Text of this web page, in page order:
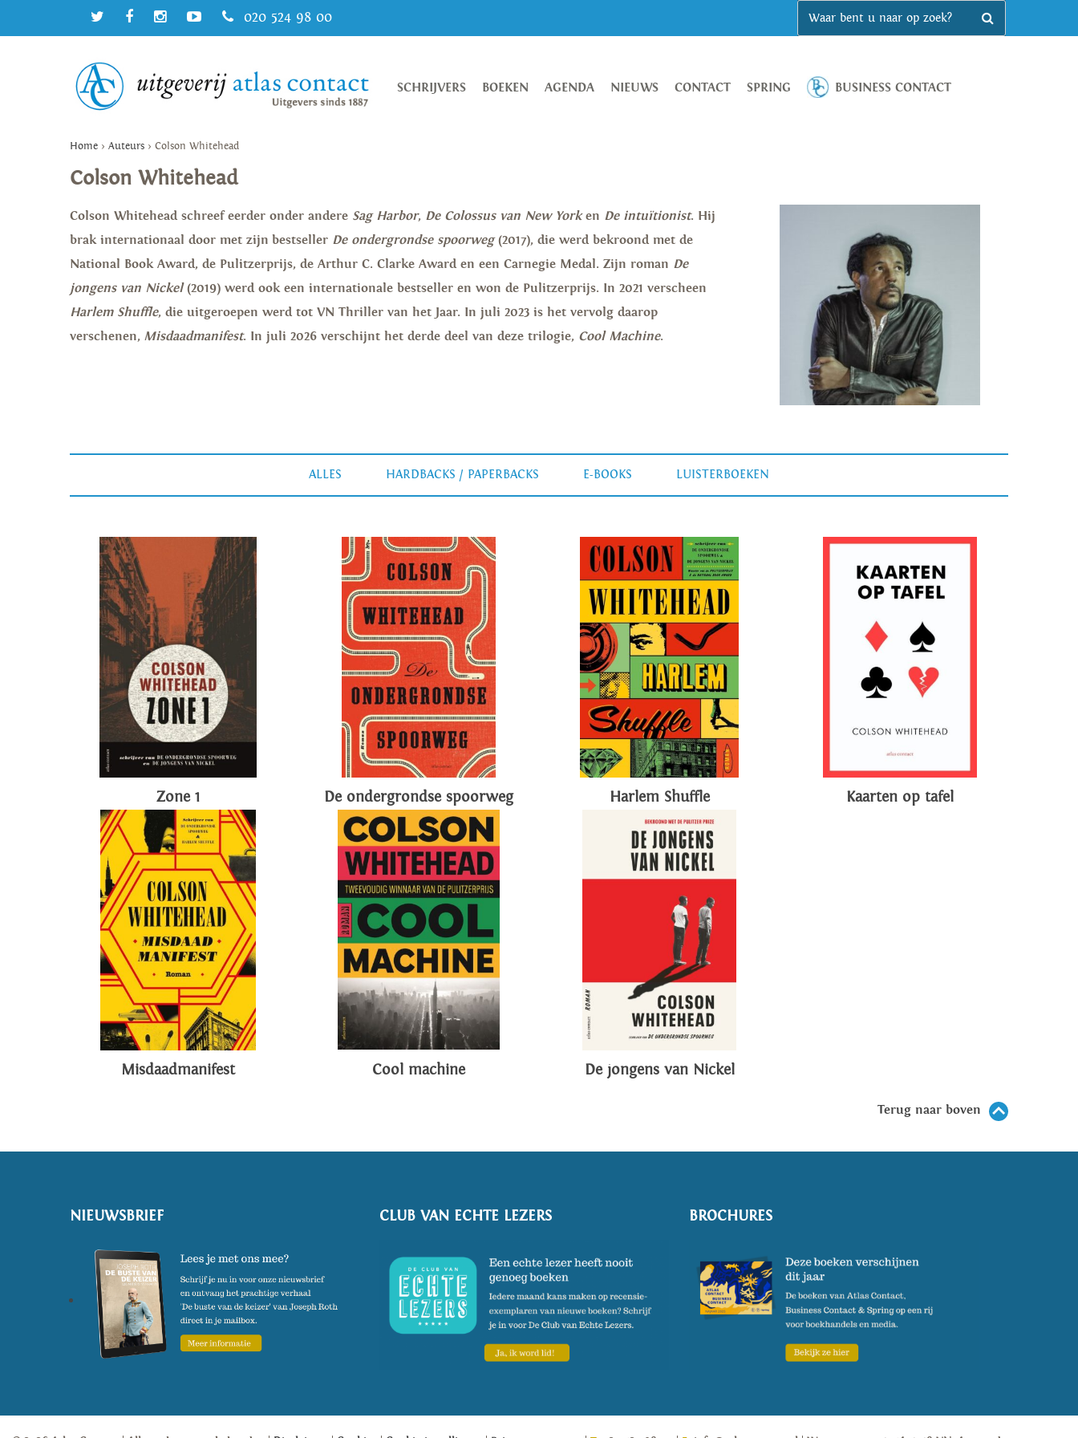
020 524 98 00
SCHRIJVERS BOEKEN AGENDA NIEUWS CONTACT SPRING BUSINESS CONTACT
Home > Auteurs > Colson Whitehead
Colson Whitehead
Colson Whitehead schreef eerder onder andere Sag Harbor, De Colossus van New Yorken De intuïtionist. Hij
brak internationaal door met zijn bestseller De ondergrondse spoorweg(2017), die werd bekroond met de
National Book Award, de Pulitzerprijs, de Arthur C. Clarke Award en een Carnegie Medal. Zijn roman De
jongens van Nickel(2019) werd ook een internationale bestseller en won de Pulitzerprijs. In 2021 verscheen
Harlem Shuffle, die uitgeroepen werd tot VN Thriller van het Jaar. In juli 2023 is het vervolg daarop
verschenen, Misdaadmanifest. In juli 2026 verschijnt het derde deel van deze trilogie, Cool Machine.
ALLES HARDBACKS / PAPERBACKS E-BOOKS LUISTERBOEKEN
Zone 1 De ondergrondse spoorweg Harlem Shuffle Kaarten op tafel
Misdaadmanifest Cool machine De jongens van Nickel
Terug naar boven
NIEUWSBRIEF CLUB VAN ECHTE LEZERS BROCHURES